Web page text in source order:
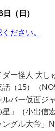
（日）
ださい。
ー怪人 大し
（15）
（
バー仮面ジ
」（小出信宏
グル大帝」